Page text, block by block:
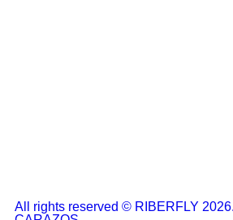
All rights reserved © RIBERFLY